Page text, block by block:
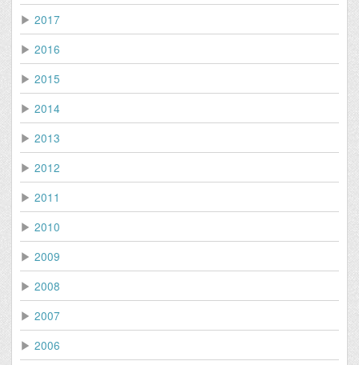
▶ 2017
▶ 2016
▶ 2015
▶ 2014
▶ 2013
▶ 2012
▶ 2011
▶ 2010
▶ 2009
▶ 2008
▶ 2007
▶ 2006